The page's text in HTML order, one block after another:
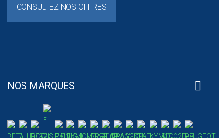
CONSULTEZ NOS OFFRES
NOS MARQUES